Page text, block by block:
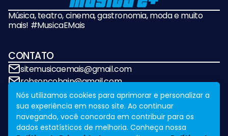
Música, teatro, cinema, gastronomia, moda e muito
mais! #MusicaEMais
CONTATO
sitemusicaemais@gmail.com
robsoncobain@gmail.com
REDES SOCIAIS
Nós utilizamos cookies para aprimorar e personalizar a
sua experiência em nosso site. Ao continuar
navegando, você concorda em contribuir para os
dados estatísticos de melhoria. Conheça nossa